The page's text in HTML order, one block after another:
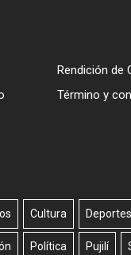
Rendición de
Término y
Cultura Deportes
Política Pujilí